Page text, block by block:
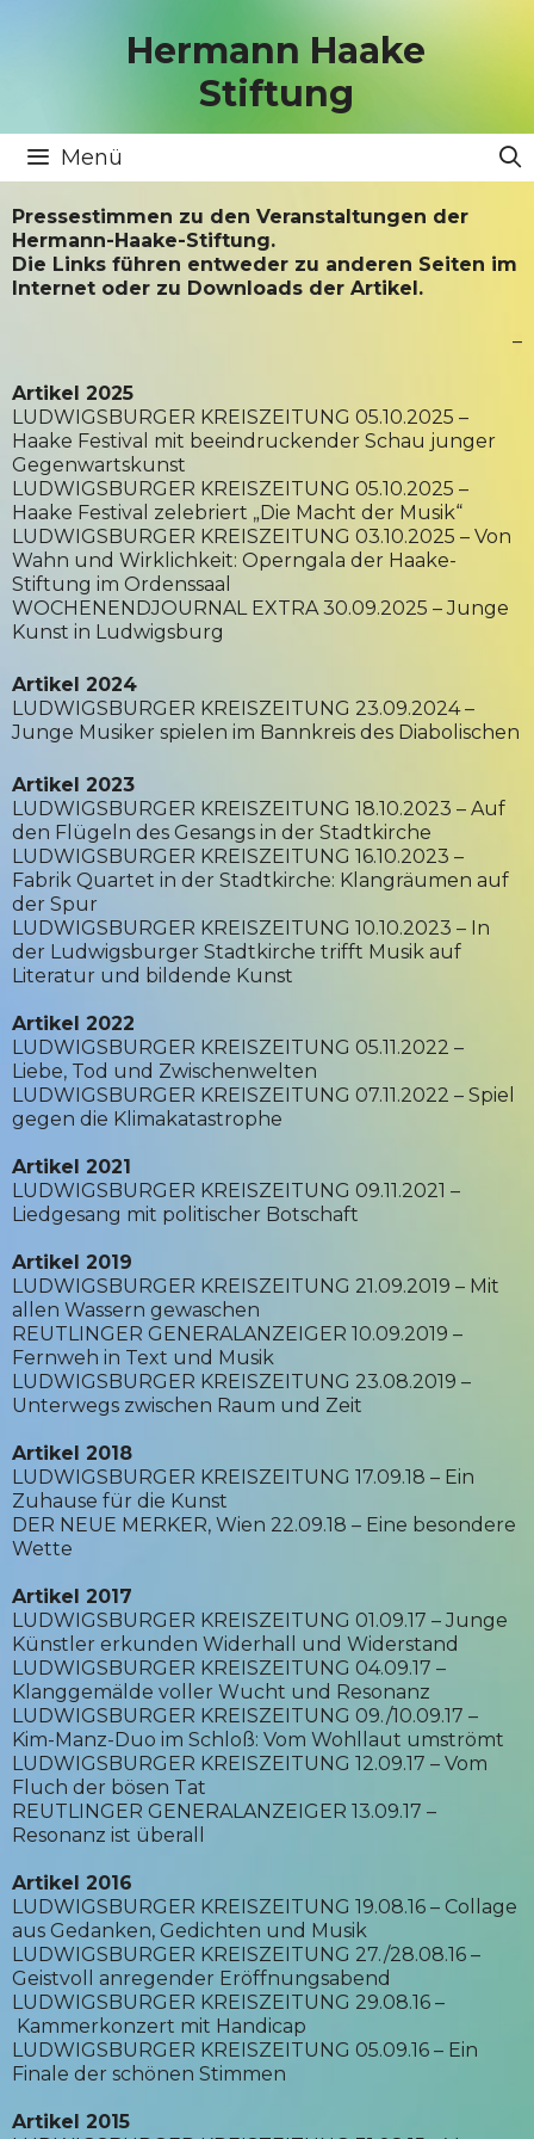
Hermann Haake
Stiftung
Menü
Pressestimmen zu den Veranstaltungen der
Hermann-Haake-Stiftung.
Die Links führen entweder zu anderen Seiten im
Internet oder zu Downloads der Artikel.
–
Artikel 2025
LUDWIGSBURGER KREISZEITUNG 05.10.2025 –
Haake Festival mit beeindruckender Schau junger
Gegenwartskunst
LUDWIGSBURGER KREISZEITUNG 05.10.2025 –
Haake Festival zelebriert „Die Macht der Musik“
LUDWIGSBURGER KREISZEITUNG 03.10.2025 – Von
Wahn und Wirklichkeit: Operngala der Haake-
Stiftung im Ordenssaal
WOCHENENDJOURNAL EXTRA 30.09.2025 – Junge
Kunst in Ludwigsburg
Artikel 2024
LUDWIGSBURGER KREISZEITUNG 23.09.2024 –
Junge Musiker spielen im Bannkreis des Diabolischen
Artikel 2023
LUDWIGSBURGER KREISZEITUNG 18.10.2023 – Auf
den Flügeln des Gesangs in der Stadtkirche
LUDWIGSBURGER KREISZEITUNG 16.10.2023 –
Fabrik Quartet in der Stadtkirche: Klangräumen auf
der Spur
LUDWIGSBURGER KREISZEITUNG 10.10.2023 – In
der Ludwigsburger Stadtkirche trifft Musik auf
Literatur und bildende Kunst
Artikel 2022
LUDWIGSBURGER KREISZEITUNG 05.11.2022 –
Liebe, Tod und Zwischenwelten
LUDWIGSBURGER KREISZEITUNG 07.11.2022 – Spiel
gegen die Klimakatastrophe
Artikel 2021
LUDWIGSBURGER KREISZEITUNG 09.11.2021 –
Liedgesang mit politischer Botschaft
Artikel 2019
LUDWIGSBURGER KREISZEITUNG 21.09.2019 – Mit
allen Wassern gewaschen
REUTLINGER GENERALANZEIGER 10.09.2019 –
Fernweh in Text und Musik
LUDWIGSBURGER KREISZEITUNG 23.08.2019 –
Unterwegs zwischen Raum und Zeit
Artikel 2018
LUDWIGSBURGER KREISZEITUNG 17.09.18 – Ein
Zuhause für die Kunst
DER NEUE MERKER, Wien 22.09.18 – Eine besondere
Wette
Artikel 2017
LUDWIGSBURGER KREISZEITUNG 01.09.17 – Junge
Künstler erkunden Widerhall und Widerstand
LUDWIGSBURGER KREISZEITUNG 04.09.17 –
Klanggemälde voller Wucht und Resonanz
LUDWIGSBURGER KREISZEITUNG 09./10.09.17 –
Kim-Manz-Duo im Schloß: Vom Wohllaut umströmt
LUDWIGSBURGER KREISZEITUNG 12.09.17 – Vom
Fluch der bösen Tat
REUTLINGER GENERALANZEIGER 13.09.17 –
Resonanz ist überall
Artikel 2016
LUDWIGSBURGER KREISZEITUNG 19.08.16 – Collage
aus Gedanken, Gedichten und Musik
LUDWIGSBURGER KREISZEITUNG 27./28.08.16 –
Geistvoll anregender Eröffnungsabend
LUDWIGSBURGER KREISZEITUNG 29.08.16 –
Kammerkonzert mit Handicap
LUDWIGSBURGER KREISZEITUNG 05.09.16 – Ein
Finale der schönen Stimmen
Artikel 2015